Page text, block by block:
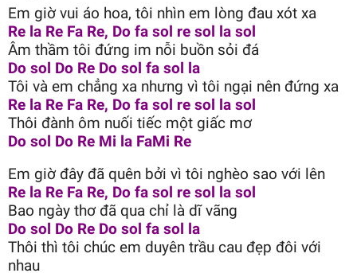
Em giờ vui áo hoa, tôi nhìn em lòng đau xót xa
Re la Re Fa Re, Do fa sol re sol la sol
Âm thầm tôi đứng im nỗi buồn sỏi đá
Do sol Do Re Do sol fa sol la
Tôi và em chẳng xa nhưng vì tôi ngại nên đứng xa
Re la Re Fa Re, Do fa sol re sol la sol
Thôi đành ôm nuối tiếc một giấc mơ
Do sol Do Re Mi la FaMi Re
Em giờ đây đã quên bởi vì tôi nghèo sao với lên
Re la Re Fa Re, Do fa sol re sol la sol
Bao ngày thơ đã qua chỉ là dĩ vãng
Do sol Do Re Do sol fa sol la
Thôi thì tôi chúc em duyên trầu cau đẹp đôi với
nhau